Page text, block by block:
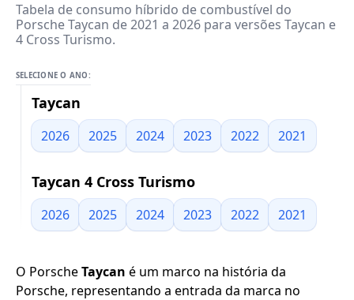
Tabela de consumo híbrido de combustível do
Porsche Taycan de 2021 a 2026 para versões Taycan e
4 Cross Turismo.
SELECIONE O ANO:
Taycan
2026 2025 2024 2023 2022 2021
Taycan 4 Cross Turismo
2026 2025 2024 2023 2022 2021
O PorscheTaycan é um marco na história da
Porsche, representando a entrada da marca no